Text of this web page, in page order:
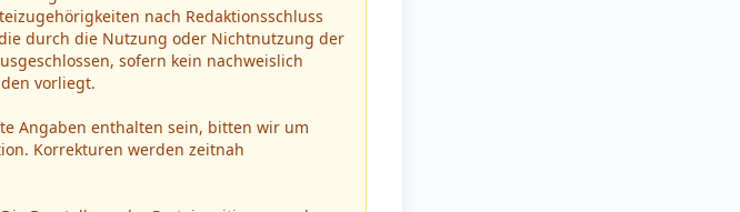
nach Redaktionsschluss
durch die Nutzung oder Nichtnutzung der
sofern kein nachweislich
vorliegt.
Angaben enthalten sein, bitten wir um
Korrekturen werden zeitnah